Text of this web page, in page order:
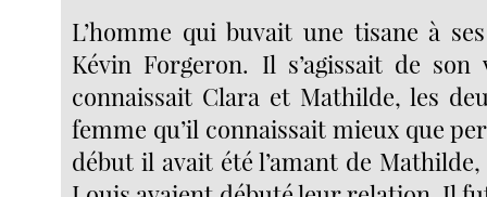
L’homme qui buvait une tisane à
Kévin Forgeron. Il s’agissait de
connaissait Clara et Mathilde, les
femme qu’il connaissait mieux que
début il avait été l’amant de Mathilde,